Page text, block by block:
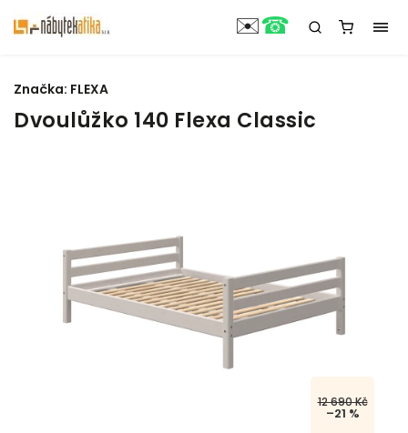
Dvoulůžko 140 Flexa Classic
12 690 Kč
–21 %
Značka: FLEXA
✉️☎